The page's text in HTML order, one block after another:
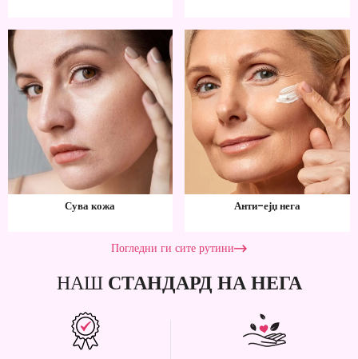
Сува кожа Анти-ејџ нега
Погледни ги сите рутини
НАШ СТАНДАРД НА НЕГА